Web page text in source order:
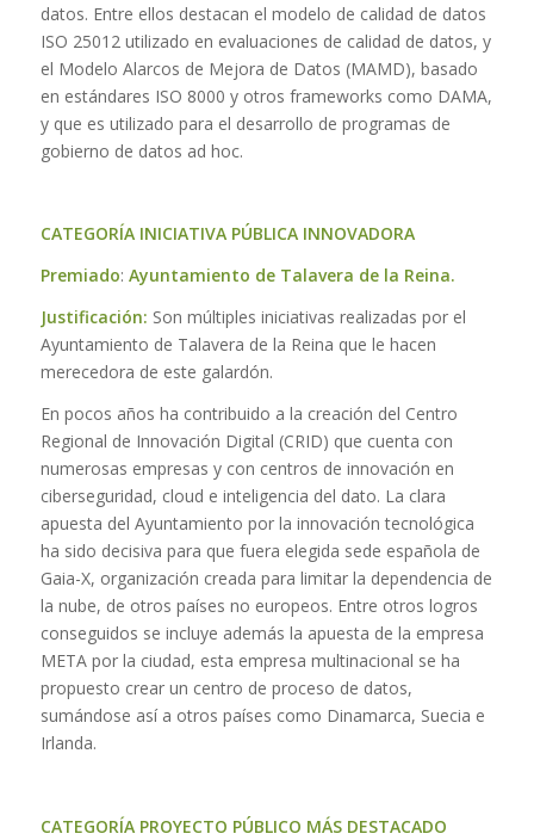
datos. Entre ellos destacan el modelo de calidad de datos
ISO 25012 utilizado en evaluaciones de calidad de datos, y
el Modelo Alarcos de Mejora de Datos (MAMD), basado
en estándares ISO 8000 y otros frameworks como DAMA,
y que es utilizado para el desarrollo de programas de
gobierno de datos ad hoc.
CATEGORÍA INICIATIVA PÚBLICA INNOVADORA
Premiado: Ayuntamiento de Talavera de la Reina.
Justificación: Son múltiples iniciativas realizadas por el
Ayuntamiento de Talavera de la Reina que le hacen
merecedora de este galardón.
En pocos años ha contribuido a la creación del Centro
Regional de Innovación Digital (CRID) que cuenta con
numerosas empresas y con centros de innovación en
ciberseguridad, cloud e inteligencia del dato. La clara
apuesta del Ayuntamiento por la innovación tecnológica
ha sido decisiva para que fuera elegida sede española de
Gaia-X, organización creada para limitar la dependencia de
la nube, de otros países no europeos. Entre otros logros
conseguidos se incluye además la apuesta de la empresa
META por la ciudad, esta empresa multinacional se ha
propuesto crear un centro de proceso de datos,
sumándose así a otros países como Dinamarca, Suecia e
Irlanda.
CATEGORÍA PROYECTO PÚBLICO MÁS DESTACADO